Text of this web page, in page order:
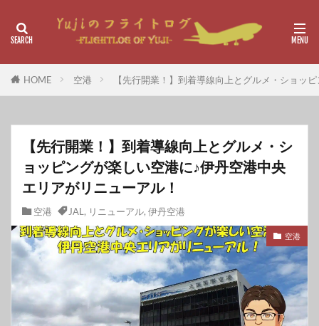
HOME 空港 【先行開業！】到着導線向上とグルメ・ショッ
【先行開業！】到着導線向上とグルメ・シ
ョッピングが楽しい空港に♪伊丹空港中央
エリアがリニューアル！
空港 JAL , リニューアル, 伊丹空港
空港